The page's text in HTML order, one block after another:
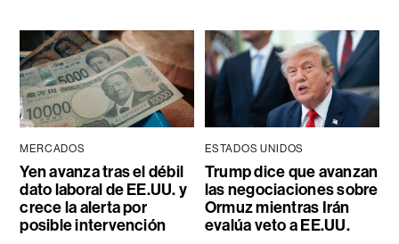
MERCADOS
Yen avanza tras el débil
dato laboral de EE.UU. y
crece la alerta por
posible intervención
ESTADOS UNIDOS
Trump dice que avanzan
las negociaciones sobre
Ormuz mientras Irán
evalúa veto a EE.UU.